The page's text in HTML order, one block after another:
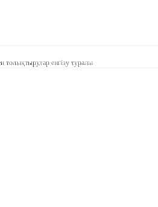
толықтырулар енгізу туралы